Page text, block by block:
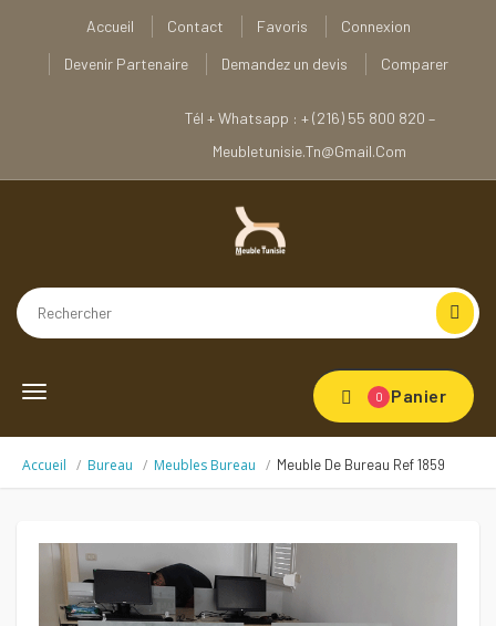
Accueil Contact Favoris
Connexion
Devenir Partenaire
Demandez un devis Comparer
Tél + Whatsapp : + (216) 55 800 820 –
Meubletunisie.tn@gmail.com
Toggle
0 Panier
Accueil Bureau Meubles Bureau Meuble De Bureau Ref 1859